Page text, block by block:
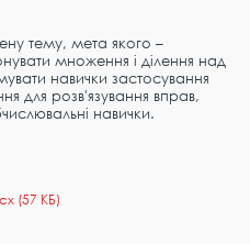
тему, мета якого –
множення і ділення над
навички застосування
для розв'язування вправ,
навички.
(57 КБ)